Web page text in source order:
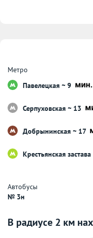
Метро
Павелецкая ~ 9
Серпуховская ~ 13
Добрынинская ~ 17
Крестьянская
Автобусы
№ 3н
В радиусе 2 км